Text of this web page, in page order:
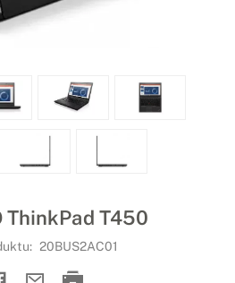
ThinkPad T450
20BUS2AC01